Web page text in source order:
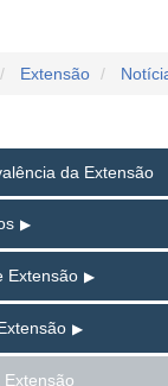
Extensão
da Extensão
Extensão